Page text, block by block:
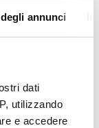
annunci
dati
utilizzando
e accedere
immobiliare
di un
e impara a
la